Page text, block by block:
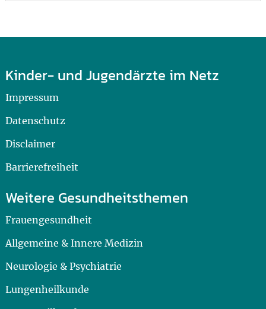
Kinder- und Jugendärzte im Netz
Impressum
Datenschutz
Disclaimer
Barrierefreiheit
Weitere Gesundheitsthemen
Frauengesundheit
Allgemeine & Innere Medizin
Neurologie & Psychiatrie
Lungenheilkunde